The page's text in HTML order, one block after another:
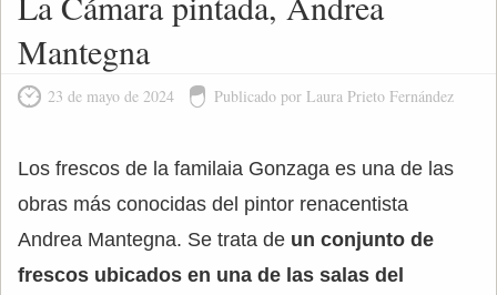
Mantegna
23 de mayo de 2024 Publicado por Laura Prieto Fernández
Los frescos de la familaia Gonzaga es una de las
obras más conocidas del pintor renacentista
Andrea Mantegna. Se trata de un conjunto de
frescos ubicados en una de las salas del